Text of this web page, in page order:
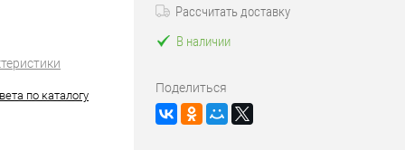
по каталогу
Рассчитать доставку
В наличии
Поделиться